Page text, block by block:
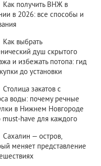
Как получить ВНЖ в
в 2026: все способы и
Как выбрать
душ скрытого
и избежать потопа: гид
до установки
Столица закатов с
воды: почему речные
в Нижнем Новгороде
must-have для каждого
Сахалин — остров,
меняет представление